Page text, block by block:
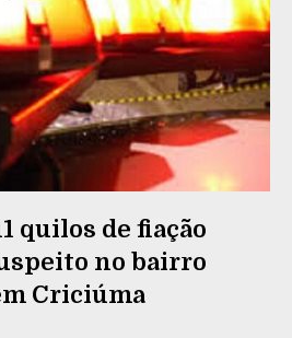
quilos de fiação
no bairro
Criciúma